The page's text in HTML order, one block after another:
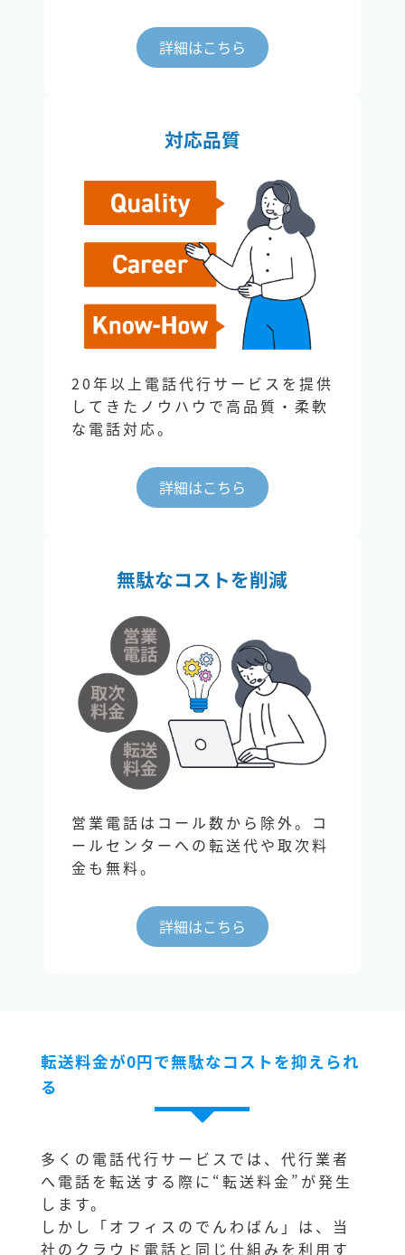
詳細はこちら
対応品質
20年以上電話代行サービスを提供
してきたノウハウで高品質・柔軟
な電話対応。
詳細はこちら
無駄なコストを削減
営業電話はコール数から除外。コ
ールセンターへの転送代や取次料
金も無料。
詳細はこちら
転送料金が0円で無駄なコストを抑えられ
る
多くの電話代行サービスでは、代行業者
へ電話を転送する際に“転送料金”が発生
します。
しかし「オフィスのでんわばん」は、当
社のクラウド電話と同じ仕組みを利用す